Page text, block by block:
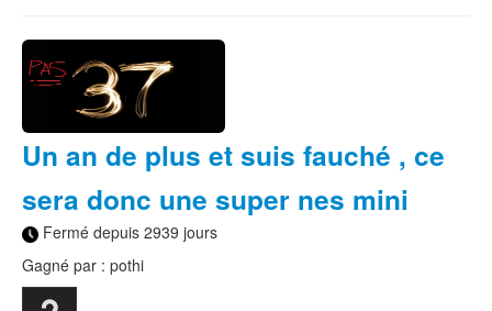
Un an de plus et suis fauché , ce
sera donc une super nes mini
Fermé depuis 2939 jours
Gagné par : pothi